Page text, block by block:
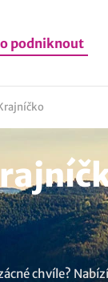
podniknout
chvíle?